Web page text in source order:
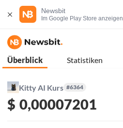
Newsbit
Im Google Play Store anzeigen
Überblick Statistiken
Kitty AI Kurs #6364
$ 0,00007201